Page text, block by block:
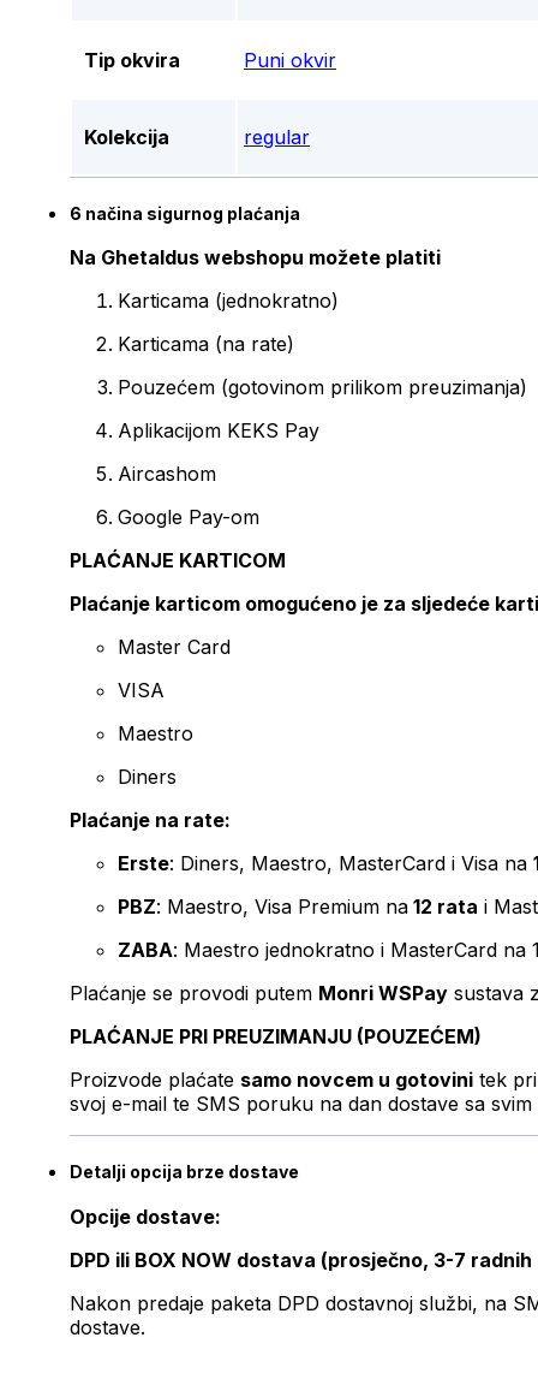
Tip okvira Puni okvir
Kolekcija regular
6 načina sigurnog plaćanja
Na Ghetaldus webshopu možete platiti
Karticama (jednokratno)
Karticama (na rate)
Pouzećem (gotovinom prilikom preuzimanja)
Aplikacijom KEKS Pay
Aircashom
Google Pay-om
PLAĆANJE KARTICOM
Plaćanje karticom omogućeno je za sljedeće
Master Card
VISA
Maestro
Diners
Plaćanje na rate:
Erste: Diners, Maestro, MasterCard i Visa na
PBZ: Maestro, Visa Premium na 12 rata i
ZABA: Maestro jednokratno i MasterCard na
Plaćanje se provodi putem Monri WSPay sustava
PLAĆANJE PRI PREUZIMANJU (POUZEĆEM)
Proizvode plaćate samo novcem u gotovini tek
svoj e-mail te SMS poruku na dan dostave sa svim
Detalji opcija brze dostave
Opcije dostave:
DPD ili BOX NOW dostava (prosječno, 3-7 radnih
Nakon predaje paketa DPD dostavnoj službi, na
dostave.